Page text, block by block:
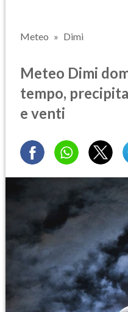
Meteo Dimi
Meteo Dimi
tempo,
e venti